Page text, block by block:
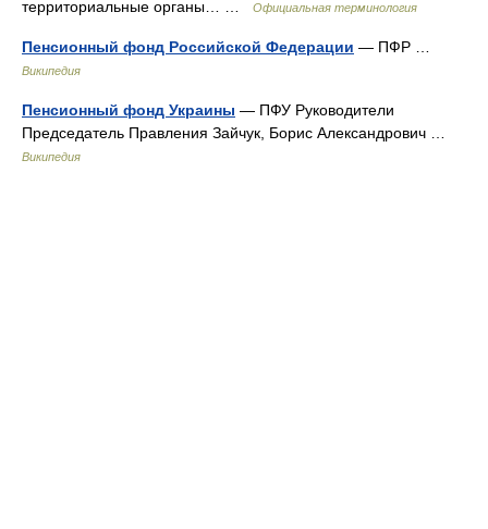
территориальные органы… …
Официальная терминология
Пенсионный фонд Российской Федерации — ПФР …
Википедия
Пенсионный фонд Украины — ПФУ Руководители
Председатель Правления Зайчук, Борис Александрович …
Википедия